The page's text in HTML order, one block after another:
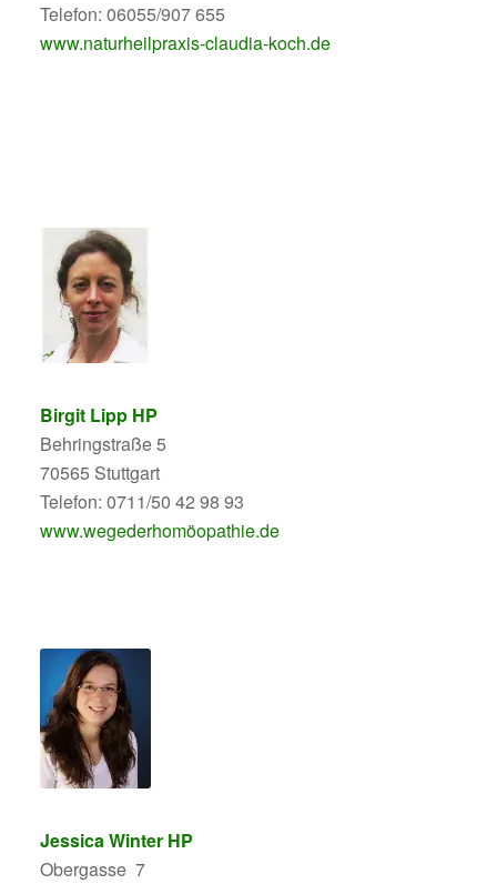
Telefon: 06055/907 655
www.naturheilpraxis-claudia-koch.de
Birgit Lipp HP
Behringstraße 5
70565 Stuttgart
Telefon: 0711/50 42 98 93
www.wegederhomöopathie.de
Jessica Winter HP
Obergasse 7